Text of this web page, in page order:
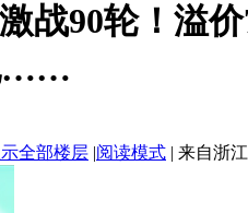
激战90轮！溢
……
全部楼层 |阅读模式 | 来自浙江